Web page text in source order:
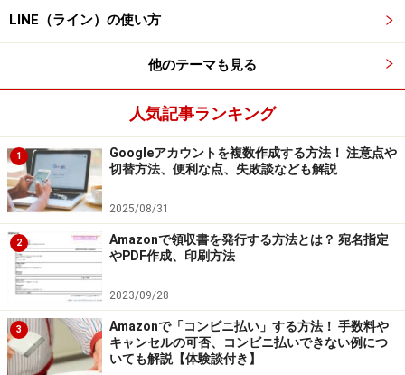
LINE（ライン）の使い方
他のテーマも見る
人気記事ランキング
1
Googleアカウントを複数作成する方法！ 注意点や
切替方法、便利な点、失敗談なども解説
2025/08/31
2
Amazonで領収書を発行する方法とは？ 宛名指定
やPDF作成、印刷方法
2023/09/28
3
Amazonで「コンビニ払い」する方法！ 手数料や
キャンセルの可否、コンビニ払いできない例につ
いても解説【体験談付き】